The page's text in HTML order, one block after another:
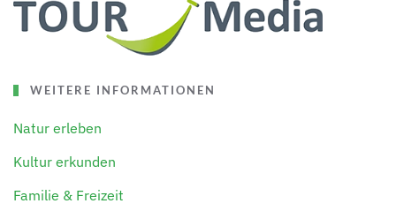
WEITERE INFORMATIONEN
Natur erleben
Kultur erkunden
Familie & Freizeit